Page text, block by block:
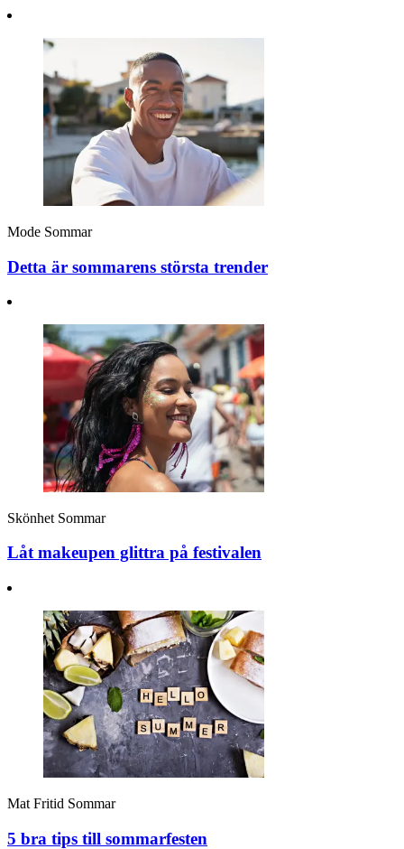
Mode Sommar
Detta är sommarens största trender
Skönhet Sommar
Låt makeupen glittra på festivalen
Mat Fritid Sommar
5 bra tips till sommarfesten